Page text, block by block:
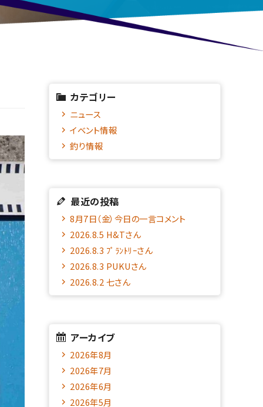
カテゴリー
ニュース
イベント情報
釣り情報
最近の投稿
8月7日（金）今日の一言コメント
2026.8.5 H&Tさん
2026.8.3 ﾌﾟﾗﾝﾄﾘｰさん
2026.8.3 PUKUさん
2026.8.2 七さん
アーカイブ
2026年8月
2026年7月
2026年6月
2026年5月